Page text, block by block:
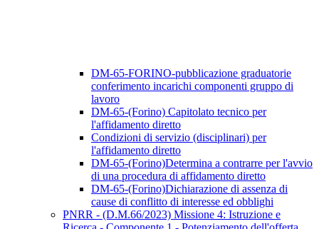
DM-65-FORINO-pubblicazione graduatorie
conferimento incarichi componenti gruppo di
lavoro
DM-65-(Forino) Capitolato tecnico per
l'affidamento diretto
Condizioni di servizio (disciplinari) per
l'affidamento diretto
DM-65-(Forino)Determina a contrarre per l'avvio
di una procedura di affidamento diretto
DM-65-(Forino)Dichiarazione di assenza di
cause di conflitto di interesse ed obblighi
PNRR - (D.M.66/2023) Missione 4: Istruzione e